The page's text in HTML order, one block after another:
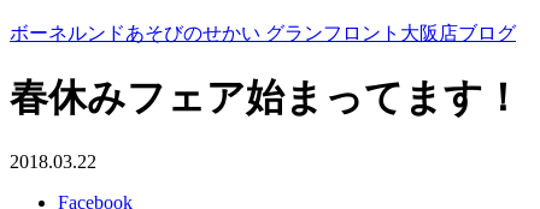
ボーネルンドあそびのせかい グランフロント大阪店ブログ
春休みフェア始まってます！
2018.03.22
Facebook